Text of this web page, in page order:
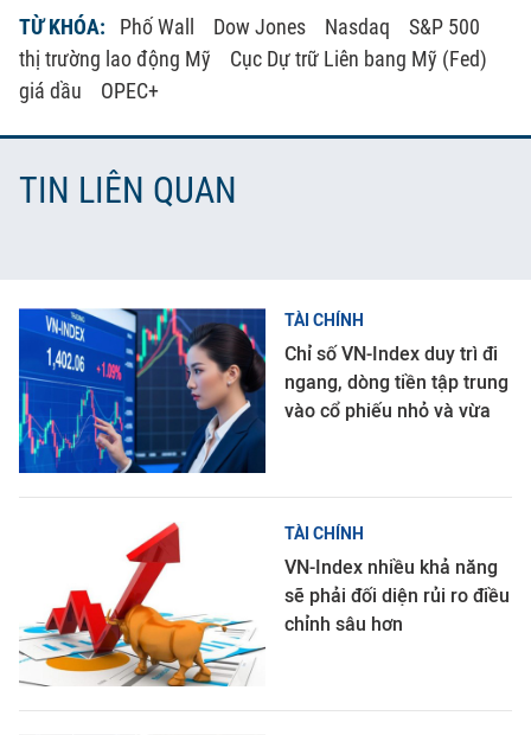
TỪ KHÓA: Phố Wall Dow Jones Nasdaq
S&P 500
thị trường lao động Mỹ
Cục Dự trữ Liên bang Mỹ (Fed)
giá dầu
OPEC+
TIN LIÊN QUAN
TÀI CHÍNH
Chỉ số VN-Index duy trì đi
ngang, dòng tiền tập trung
vào cổ phiếu nhỏ và vừa
TÀI CHÍNH
VN-Index nhiều khả năng
sẽ phải đối diện rủi ro điều
chỉnh sâu hơn